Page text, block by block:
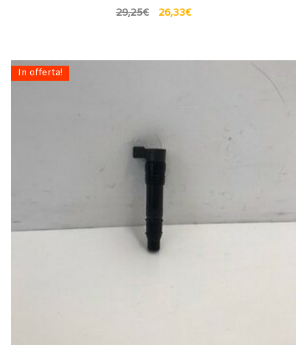
29,25€ 26,33€
In offerta!